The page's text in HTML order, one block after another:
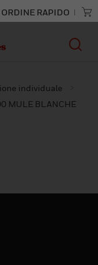
ORDINE RAPIDO
individuale
MULE BLANCHE